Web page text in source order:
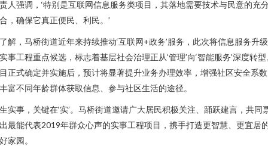
人强调，‘特别是互联网信息服务类项目，其落地需要技术与民意的充
，确保它真正便民、利民。’
解，马桥街道近年来持续推动‘互联网+政务’服务，此次将信息服务升
事工程重点候选，标志着基层社会治理正从‘管理’向‘智能服务’深度转
正式确定并实施后，预计将显著提升业务办理效率，增强社区安全系
富不同年龄群体获取信息、参与社区生活的途径。
实事，关键在‘实’。马桥街道邀请广大居民积极关注、踊跃建言，共同
最能代表2019年群众心声的实事工程项目，携手打造更智慧、更宜居
家园。